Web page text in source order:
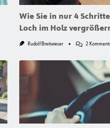
Wie Sie in nur 4
Loch im Holz
Rudolf Breitwieser 2